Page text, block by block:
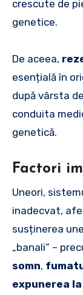
crescute de
genetice.
De aceea,
esențială în
după vârsta
conduita
genetică.
Factori
Uneori,
inadecvat,
susținerea
„banali” –
somn,
expunerea